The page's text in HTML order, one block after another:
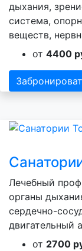
дыхания,
система,
веществ,
от 4400
Лечебный
органы
сердечно-
двигательный
от 2700